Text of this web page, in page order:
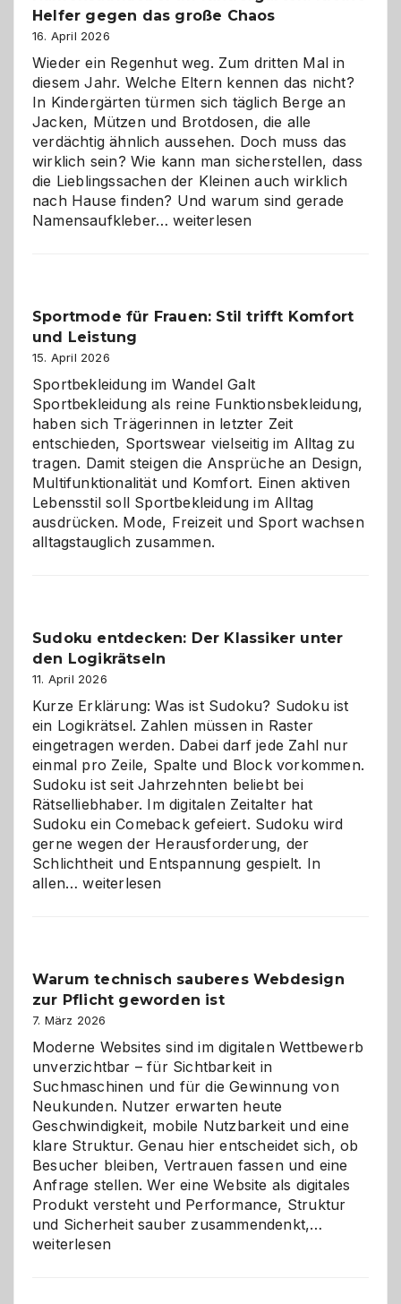
eine
die
richtige
Wahl?
Helfer gegen das große Chaos
16. April 2026
Wieder ein Regenhut weg. Zum dritten Mal in
diesem Jahr. Welche Eltern kennen das nicht?
In Kindergärten türmen sich täglich Berge an
Jacken, Mützen und Brotdosen, die alle
verdächtig ähnlich aussehen. Doch muss das
wirklich sein? Wie kann man sicherstellen, dass
die Lieblingssachen der Kleinen auch wirklich
nach Hause finden? Und warum sind gerade
Namensaufkleber…Namensaufkleber
gegen
Chaos
weiterlesen
Sportmode für Frauen: Stil trifft Komfort
und Leistung
15. April 2026
Sportbekleidung im Wandel Galt
Sportbekleidung als reine Funktionsbekleidung,
haben sich Trägerinnen in letzter Zeit
entschieden, Sportswear vielseitig im Alltag zu
tragen. Damit steigen die Ansprüche an Design,
Multifunktionalität und Komfort. Einen aktiven
Lebensstil soll Sportbekleidung im Alltag
ausdrücken. Mode, Freizeit und Sport wachsen
alltagstauglich zusammen.
Sudoku entdecken: Der Klassiker unter
den Logikrätseln
11. April 2026
Kurze Erklärung: Was ist Sudoku? Sudoku ist
ein Logikrätsel. Zahlen müssen in Raster
eingetragen werden. Dabei darf jede Zahl nur
einmal pro Zeile, Spalte und Block vorkommen.
Sudoku ist seit Jahrzehnten beliebt bei
Rätselliebhaber. Im digitalen Zeitalter hat
Sudoku ein Comeback gefeiert. Sudoku wird
gerne wegen der Herausforderung, der
Schlichtheit und Entspannung gespielt. In
allen…Sudoku
den
Logikrätseln
weiterlesen
Warum technisch sauberes Webdesign
zur Pflicht geworden ist
7. März 2026
Moderne Websites sind im digitalen Wettbewerb
unverzichtbar – für Sichtbarkeit in
Suchmaschinen und für die Gewinnung von
Neukunden. Nutzer erwarten heute
Geschwindigkeit, mobile Nutzbarkeit und eine
klare Struktur. Genau hier entscheidet sich, ob
Besucher bleiben, Vertrauen fassen und eine
Anfrage stellen. Wer eine Website als digitales
Produkt versteht und Performance, Struktur
und Sicherheit sauber zusammendenkt,…
weiterlesen